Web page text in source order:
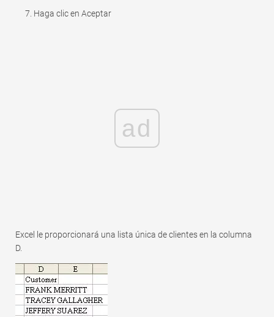
Haga clic en Aceptar
ad
Excel le proporcionará una lista única de clientes en la columna
D.